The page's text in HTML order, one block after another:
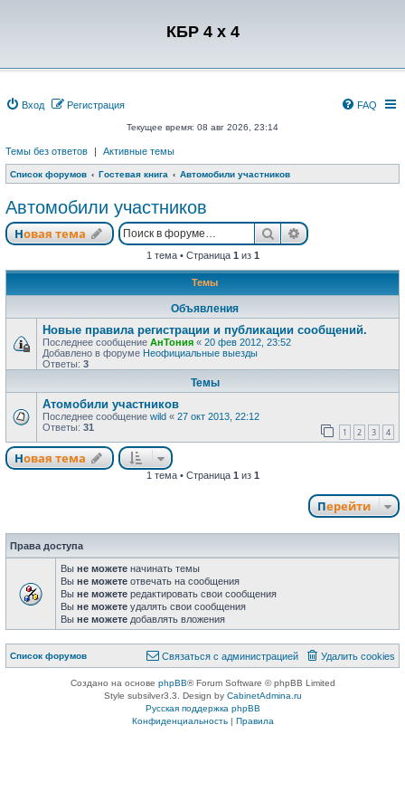
КБР 4 x 4
Вход Регистрация FAQ
Текущее время: 08 авг 2026, 23:14
Темы без ответов | Активные темы
Список форумов Гостевая книга Автомобили участников
Автомобили участников
Новая тема
Новаятема ПоискРасширенный
1 тема • Страница 1 из 1
Темы
Объявления
Новые правила регистрации и публикации сообщений.
Последнее сообщение АнТония « 20 фев 2012, 23:52
Добавлено в форуме Неофициальные выезды
Ответы: 3
Темы
Атомобили участников
Последнее сообщение wild « 27 окт 2013, 22:12
Ответы: 31 1 2 3 4
Новая тема
Новаятема
1 тема • Страница 1 из 1
Перейти
Права доступа
Вы не можете начинать темы
Вы не можете отвечать на сообщения
Вы не можете редактировать свои сообщения
Вы не можете удалять свои сообщения
Вы не можете добавлять вложения
Список форумов Удалить cookies
Связаться с
Связаться с администрацией
Создано на основе phpBB® Forum Software © phpBB Limited
Style subsilver3.3. Design by CabinetAdmina.ru
Русская поддержка phpBB
Конфиденциальность| Правила